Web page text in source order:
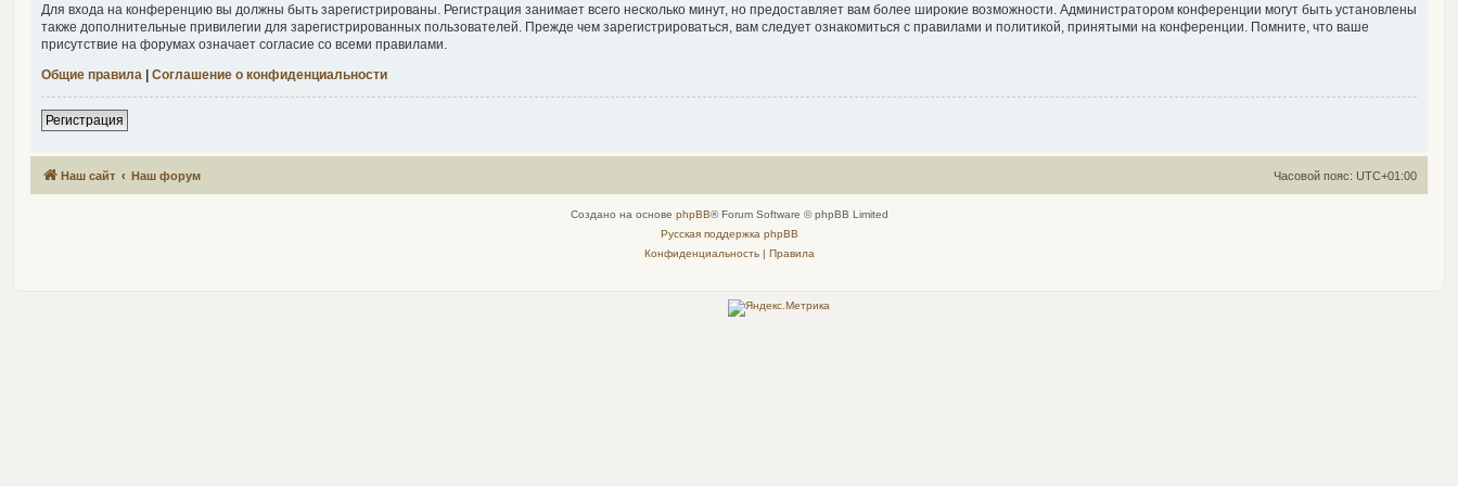
Для входа на конференцию вы должны быть зарегистрированы. Регистрация занимает всего несколько минут, но предоставляет вам более широкие возможности. Администратором конференции могут быть установлены
также дополнительные привилегии для зарегистрированных пользователей. Прежде чем зарегистрироваться, вам следует ознакомиться с правилами и политикой, принятыми на конференции. Помните, что ваше
присутствие на форумах означает согласие со всеми правилами.
Общие правила | Соглашение о конфиденциальности
Регистрация
Наш сайт Наш форум Часовой пояс: UTC+01:00
Создано на основе phpBB® Forum Software © phpBB Limited
Русская поддержка phpBB
Конфиденциальность| Правила